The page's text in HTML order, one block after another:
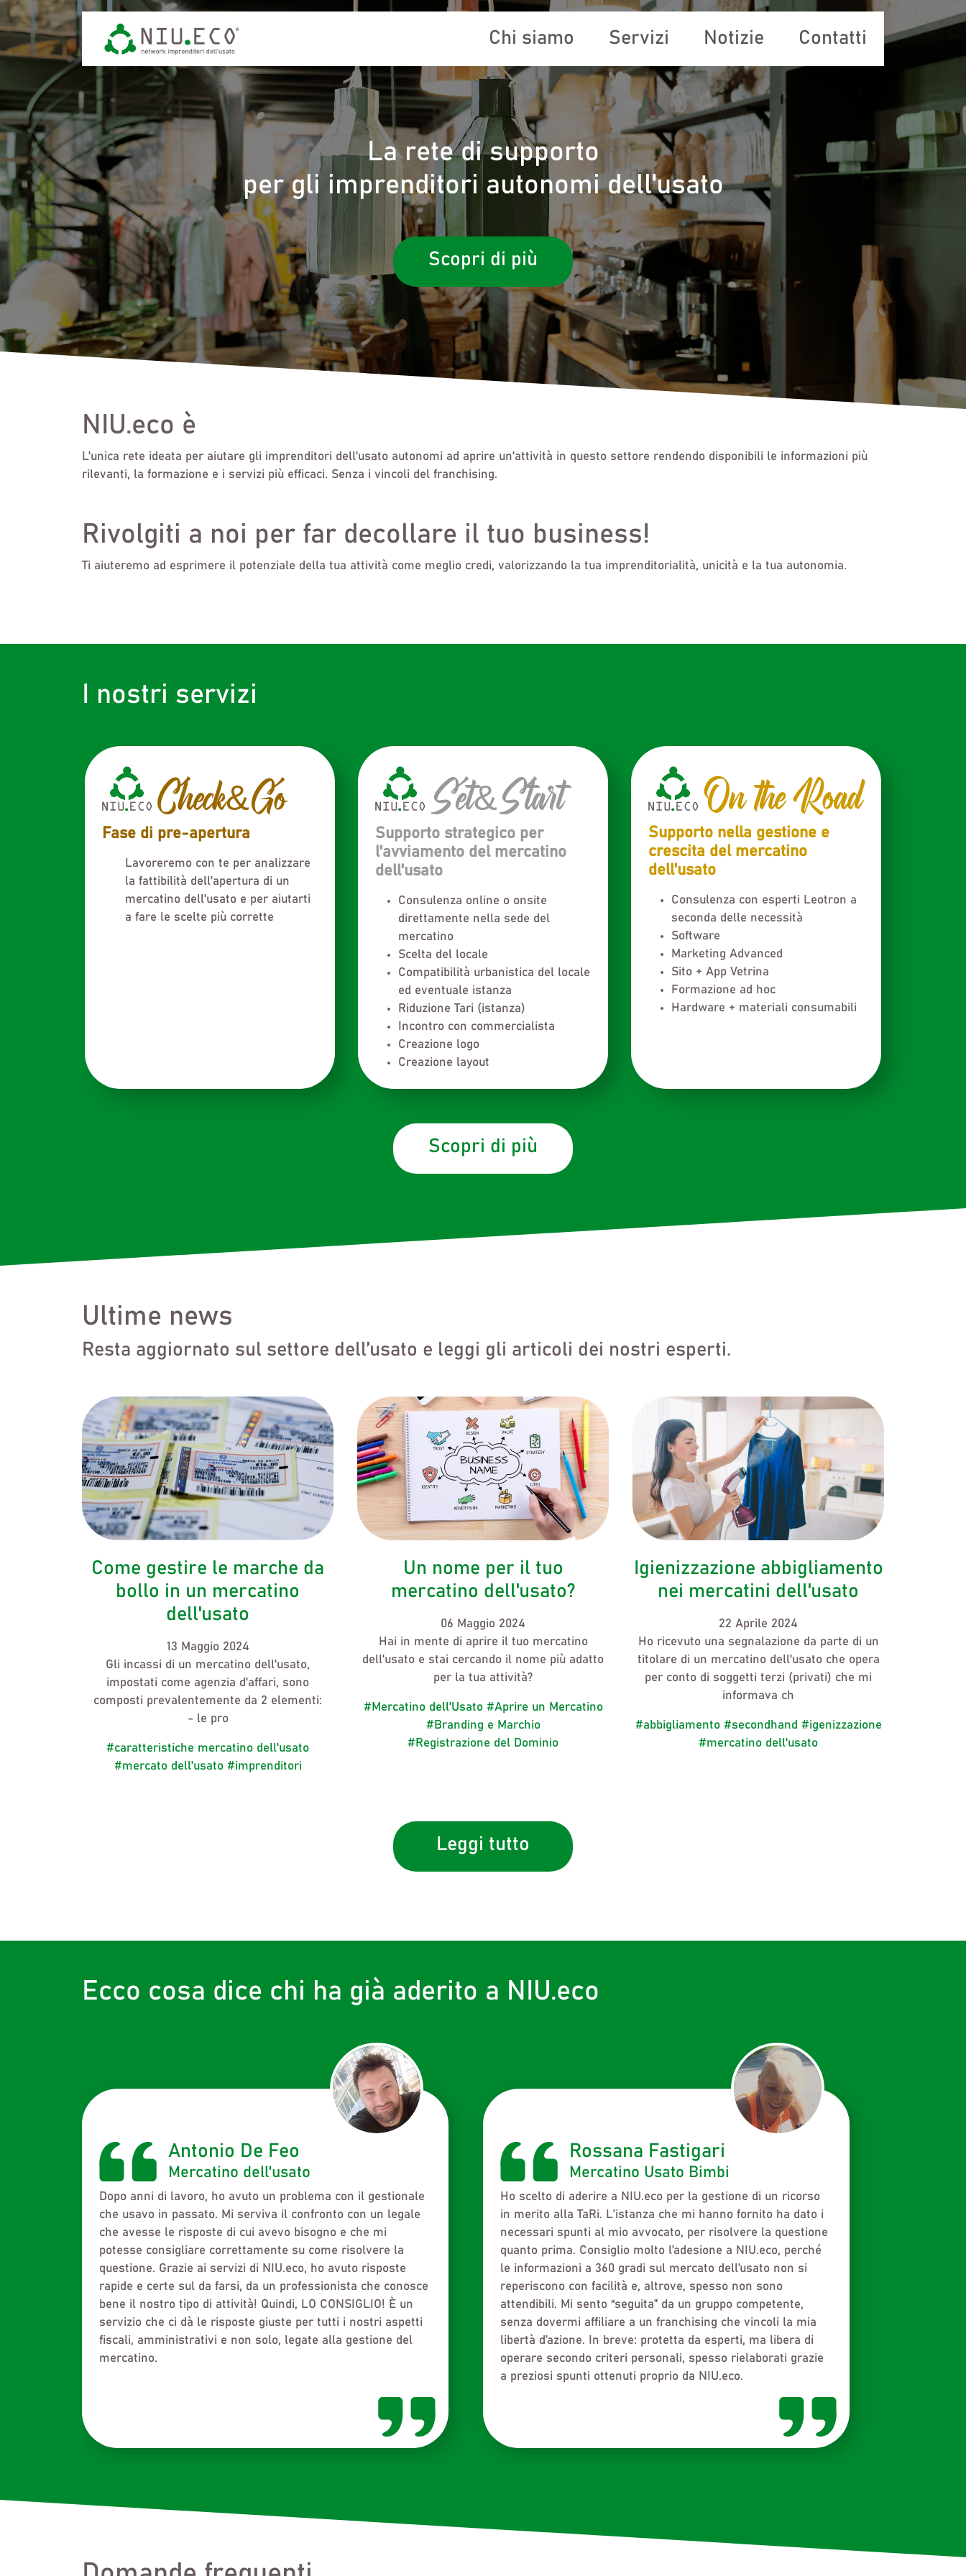
Chi siamo Servizi Notizie Contatti
La rete di supporto
per gli imprenditori autonomi dell'usato
Scopri di più
NIU.eco è
L'unica rete ideata per aiutare gli imprenditori dell'usato autonomi ad aprire un'attività in questo settore rendendo disponibili le informazioni più
rilevanti, la formazione e i servizi più efficaci. Senza i vincoli del franchising.
Rivolgiti a noi per far decollare il tuo business!
Ti aiuteremo ad esprimere il potenziale della tua attività come meglio credi, valorizzando la tua imprenditorialità, unicità e la tua autonomia.
I nostri servizi
Check&Go
Fase di pre-apertura
Lavoreremo con te per analizzare
la fattibilità dell'apertura di un
mercatino dell'usato e per aiutarti
a fare le scelte più corrette
Set&Start
Supporto strategico per
l'avviamento del mercatino
dell'usato
Consulenza online o onsite
direttamente nella sede del
mercatino
Scelta del locale
Compatibilità urbanistica del locale
ed eventuale istanza
Riduzione Tari (istanza)
Incontro con commercialista
Creazione logo
Creazione layout
On the Road
Supporto nella gestione e
crescita del mercatino
dell'usato
Consulenza con esperti Leotron a
seconda delle necessità
Software
Marketing Advanced
Sito + App Vetrina
Formazione ad hoc
Hardware + materiali consumabili
Scopri di più
Ultime news
Resta aggiornato sul settore dell’usato e leggi gli articoli dei nostri esperti.
Come gestire le marche da
bollo in un mercatino
dell'usato
13 Maggio 2024
Gli incassi di un mercatino dell'usato,
impostati come agenzia d'affari, sono
composti prevalentemente da 2 elementi:
- le pro
#caratteristiche mercatino dell'usato
#mercato dell'usato #imprenditori
Un nome per il tuo
mercatino dell'usato?
06 Maggio 2024
Hai in mente di aprire il tuo mercatino
dell'usato e stai cercando il nome più adatto
per la tua attività?
#Mercatino dell'Usato #Aprire un Mercatino
#Branding e Marchio
#Registrazione del Dominio
Igienizzazione abbigliamento
nei mercatini dell'usato
22 Aprile 2024
Ho ricevuto una segnalazione da parte di un
titolare di un mercatino dell'usato che opera
per conto di soggetti terzi (privati) che mi
informava ch
#abbigliamento #secondhand #igenizzazione
#mercatino dell'usato
Leggi tutto
Ecco cosa dice chi ha già aderito a NIU.eco
Fulvia Zucchini
Arteinusi-mercatino online
Sono entrata a far parte di NIU.eco per risolvere un
problema contingente: la gestione del registro somme in
deposito. Il problema è stato risolto e consiglio molto
l’adesione a NIU.eco, perché ho ricevuto le risposte che
cercavo e ho trovato uno staff molto disponibile. Inoltre,
vorrei incentivare l’unione tra colleghi, sia affiliati a
franchising che non, perché l’obiettivo è lo stesso per tutti.
Ritengo che l’unione consenta di aprire nuove possibilità e di
essere ascoltati su tanti argomenti, tra i quali IVA e TaRi.
Claus Langballe
Portobello
Sono in questo settore dal 1993 e, ad oggi, non siamo ancora
riconosciuti come una vera e propria categoria. Questo fa sì
che non ci sia un inquadramento specifico e che le
normative da rispettare varino da comune a comune. In
Italia siamo attualmente più di 3.000 mercatini e sono
convinto che uniti potremo fare la differenza e dire la
nostra. Ecco perché consiglio vivamente di entrare a far
parte di NIU.eco. Io ho scelto di farne parte anche perché
sono sicuro che aiuterà me e i miei colleghi a evitare o
superare eventuali problemi futuri!
Domande frequenti